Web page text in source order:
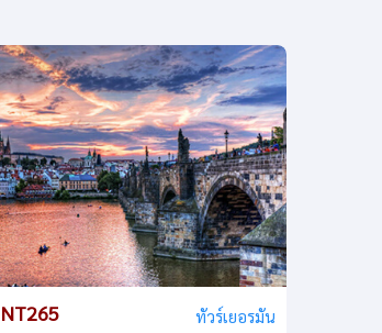
NT265 ทัวร์เยอรมัน